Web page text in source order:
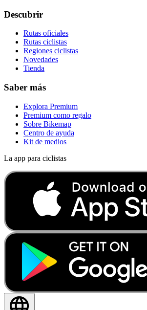
Descubrir
Rutas oficiales
Rutas ciclistas
Regiones ciclistas
Novedades
Tienda
Saber más
Explora Premium
Premium como regalo
Sobre Bikemap
Centro de ayuda
Kit de medios
La app para ciclistas